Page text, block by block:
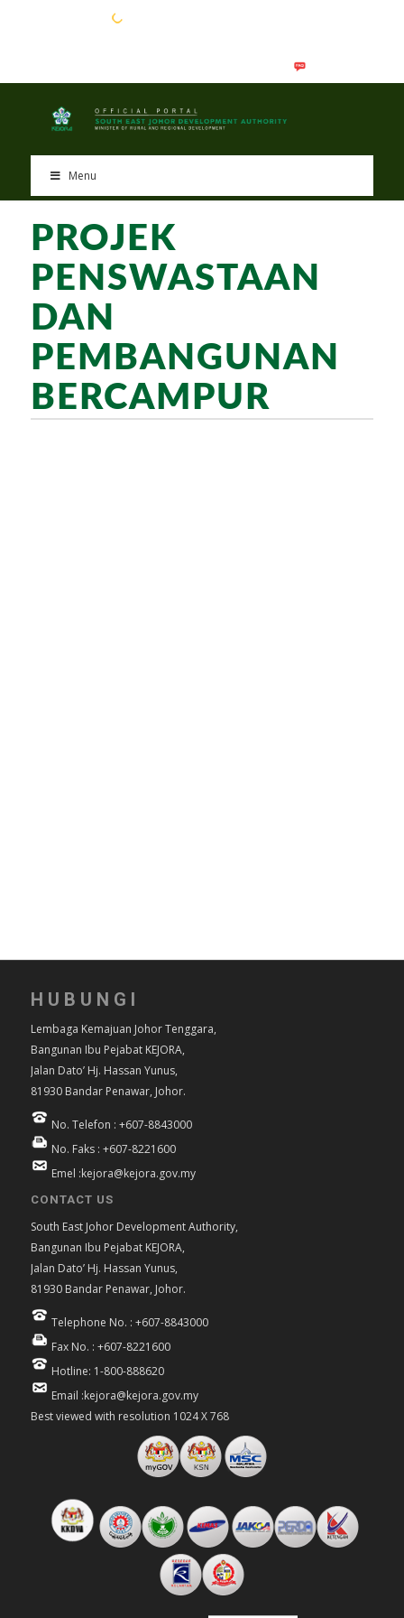
Menu
PROJEK
PENSWASTAAN
DAN
PEMBANGUNAN
BERCAMPUR
HUBUNGI
Lembaga Kemajuan Johor Tenggara,
Bangunan Ibu Pejabat KEJORA,
Jalan Dato’ Hj. Hassan Yunus,
81930 Bandar Penawar, Johor.
No. Telefon : +607-8843000
No. Faks : +607-8221600
Emel :kejora@kejora.gov.my
CONTACT US
South East Johor Development Authority,
Bangunan Ibu Pejabat KEJORA,
Jalan Dato’ Hj. Hassan Yunus,
81930 Bandar Penawar, Johor.
Telephone No. : +607-8843000
Fax No. : +607-8221600
Hotline: 1-800-888620
Email :kejora@kejora.gov.my
Best viewed with resolution 1024 X 768